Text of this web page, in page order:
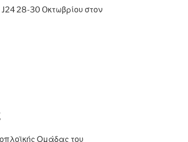
28-30 Oκτωβρίου στον
Ομάδας του